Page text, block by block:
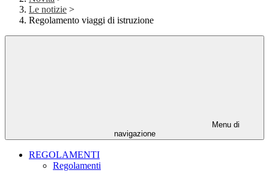
Le notizie >
Regolamento viaggi di istruzione
Menu di
navigazione
REGOLAMENTI
Regolamenti